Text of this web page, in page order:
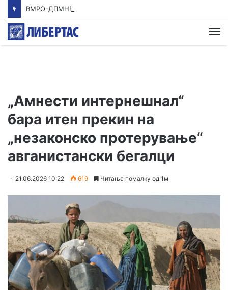
„Амнести интернешнал“
бара итен прекин на
„незаконско протерување“
авганистански бегалци
21.06.2026 10:22 619 Читање помалку од 1м